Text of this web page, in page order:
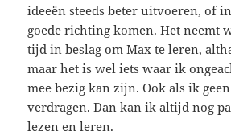
ideeën steeds beter uitvoeren, of
goede richting komen. Het neemt
tijd in beslag om Max te leren,
maar het is wel iets waar ik
mee bezig kan zijn. Ook als ik
verdragen. Dan kan ik altijd nog
lezen en leren.